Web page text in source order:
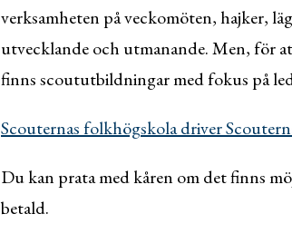
verksamheten på veckomöten, hajker,
utvecklande och utmanande. Men, för
finns scoututbildningar med fokus på
Scouternas folkhögskola driver
Du kan prata med kåren om det finns
betald.